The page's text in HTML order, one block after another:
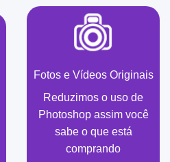
Fotos e Vídeos Originais
Reduzimos o uso de
Photoshop assim você
sabe o que está
comprando